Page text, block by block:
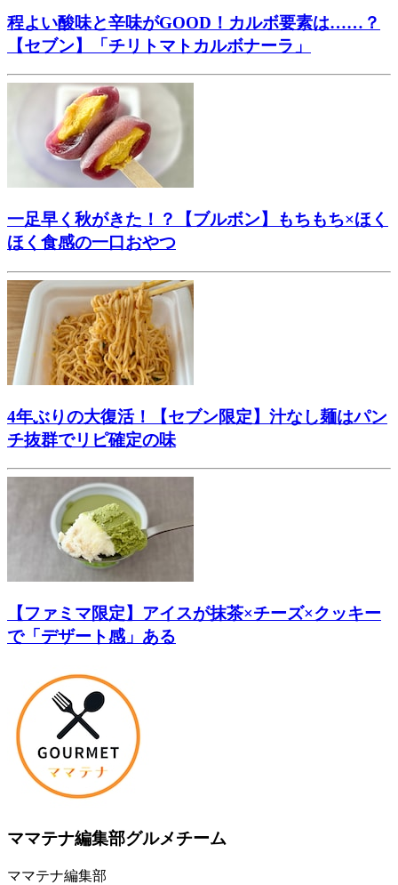
程よい酸味と辛味がGOOD！カルボ要素は……？
【セブン】「チリトマトカルボナーラ」
一足早く秋がきた！？【ブルボン】もちもち×ほく
ほく食感の一口おやつ
4年ぶりの大復活！【セブン限定】汁なし麺はパン
チ抜群でリピ確定の味
【ファミマ限定】アイスが抹茶×チーズ×クッキー
で「デザート感」ある
ママテナ編集部グルメチーム
ママテナ編集部